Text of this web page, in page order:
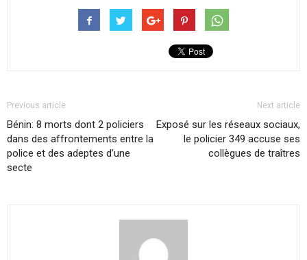
Previous article
Bénin: 8 morts dont 2 policiers
dans des affrontements entre la
police et des adeptes d’une
secte
Next article
Exposé sur les réseaux sociaux,
le policier 349 accuse ses
collègues de traîtres